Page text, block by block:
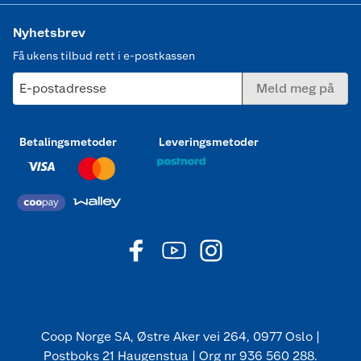
Nyhetsbrev
Få ukens tilbud rett i e-postkassen
E-postadresse Meld meg på
Betalingsmetoder Leveringsmetoder
Coop Norge SA, Østre Aker vei 264, 0977 Oslo |
Postboks 21 Haugenstua | Org nr 936 560 288.